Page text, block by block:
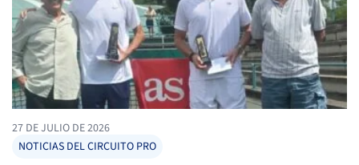
27 DE JULIO DE 2026
NOTICIAS DEL CIRCUITO PRO